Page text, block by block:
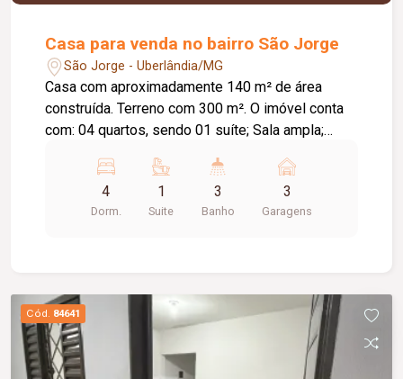
Casa para venda no bairro São Jorge
São Jorge - Uberlândia/MG
Casa com aproximadamente 140 m² de área
construída. Terreno com 300 m². O imóvel conta
com: 04 quartos, sendo 01 suíte; Sala ampla;
independente; Varanda gourmet ampla com
banheiro externo; Canil; Quintal amplo; 03 a 04
vagas de garagem; Diferenciais: Ambientes bem
opção para quem busca espaço, qualidade de
vida e funcionalidade.
4
Dorm.
1
Suite
3
Banho
3
Garagens
Cód. 84641